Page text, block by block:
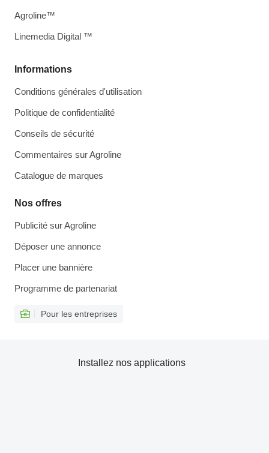
Informations
Conditions générales d'utilisation
Politique de confidentialité
Conseils de sécurité
Commentaires sur Agroline
Catalogue de marques
Nos offres
Publicité sur Agroline
Déposer une annonce
Placer une bannière
Programme de partenariat
Pour les entreprises
Agroline™
Linemedia Digital ™
Installez nos applications